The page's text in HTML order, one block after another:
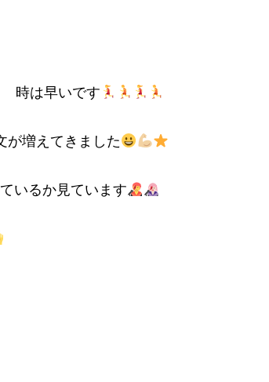
時は早いです
が増えてきました
いるか見ています